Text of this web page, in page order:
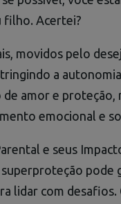
filho. Acertei?
movidos pelo
a autonomia
amor e proteção,
emocional e
e seus
pode
lidar com